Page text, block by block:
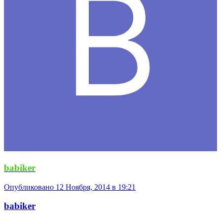
babiker
Опубликовано 12 Ноября, 2014 в 19:21
babiker